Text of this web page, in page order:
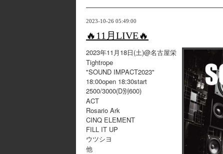
2023-10-26 05:49:00
🔥11月LIVE🔥
2023年11月18日(土)@名古屋栄
Tightrope
"SOUND IMPACT2023"
18:00open 18:30start
2500/3000(D別600)
ACT
Rosario Ark
CINQ ELEMENT
FILL IT UP
ウツシヨ
他